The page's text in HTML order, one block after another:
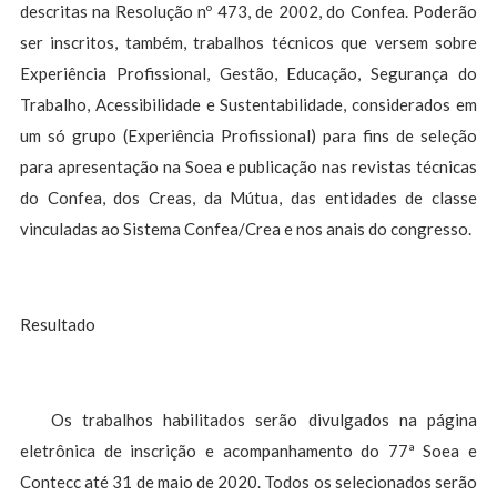
descritas na Resolução nº 473, de 2002, do Confea. Poderão
ser inscritos, também, trabalhos técnicos que versem sobre
Experiência Profissional, Gestão, Educação, Segurança do
Trabalho, Acessibilidade e Sustentabilidade, considerados em
um só grupo (Experiência Profissional) para fins de seleção
para apresentação na Soea e publicação nas revistas técnicas
do Confea, dos Creas, da Mútua, das entidades de classe
vinculadas ao Sistema Confea/Crea e nos anais do congresso.
Resultado
Os trabalhos habilitados serão divulgados na página
eletrônica de inscrição e acompanhamento do 77ª Soea e
Contecc até 31 de maio de 2020. Todos os selecionados serão